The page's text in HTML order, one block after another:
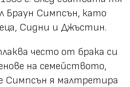
Браун Симпсън, като
Сидни и Джъстин.
често от брака си
на семейството,
Симпсън я малтретира